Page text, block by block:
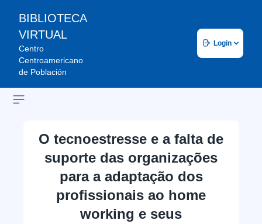
BIBLIOTECA
VIRTUAL
Centro
Centroamericano
de Población
Login
Open sidebar
O tecnoestresse e a falta de
suporte das organizações
para a adaptação dos
profissionais ao home
working e seus